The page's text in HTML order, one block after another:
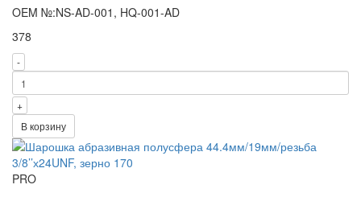
OEM №:NS-AD-001, HQ-001-AD
378
-
+
В корзину
PRO